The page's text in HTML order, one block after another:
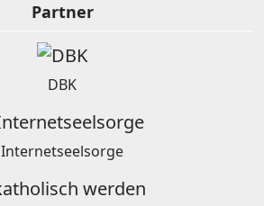
Partner
DBK
Internetseelsorge